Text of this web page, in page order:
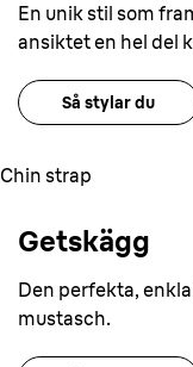
En unik stil som
ansiktet en hel del
Så stylar du
Chin strap
Getskägg
Den perfekta,
mustasch.